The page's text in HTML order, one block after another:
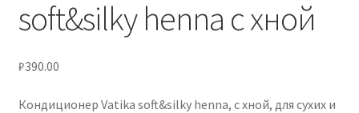
soft&silky henna с хной
₽390.00
Кондиционер Vatika soft&silky henna, с хной, для сухих и